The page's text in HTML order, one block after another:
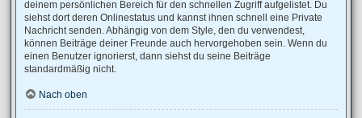
deinem persönlichen Bereich für den schnellen Zugriff aufgelistet. Du
siehst dort deren Onlinestatus und kannst ihnen schnell eine Private
Nachricht senden. Abhängig von dem Style, den du verwendest,
können Beiträge deiner Freunde auch hervorgehoben sein. Wenn du
einen Benutzer ignorierst, dann siehst du seine Beiträge
standardmäßig nicht.
Nach oben